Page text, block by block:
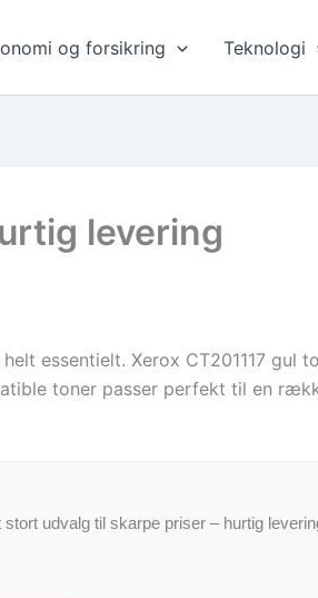
og forsikring Teknologi
levering
essentielt. Xerox CT201117 gul
toner passer perfekt til en
stort udvalg til skarpe priser – hurtig